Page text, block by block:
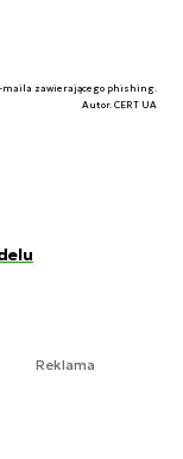
maila zawierającego phishing.
Autor. CERT UA
Reklama